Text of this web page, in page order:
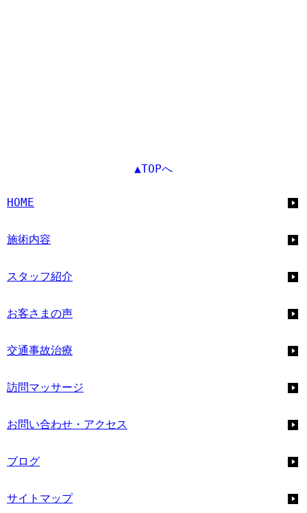
▲TOPへ
HOME
施術内容
スタッフ紹介
お客さまの声
交通事故治療
訪問マッサージ
お問い合わせ・アクセス
ブログ
サイトマップ